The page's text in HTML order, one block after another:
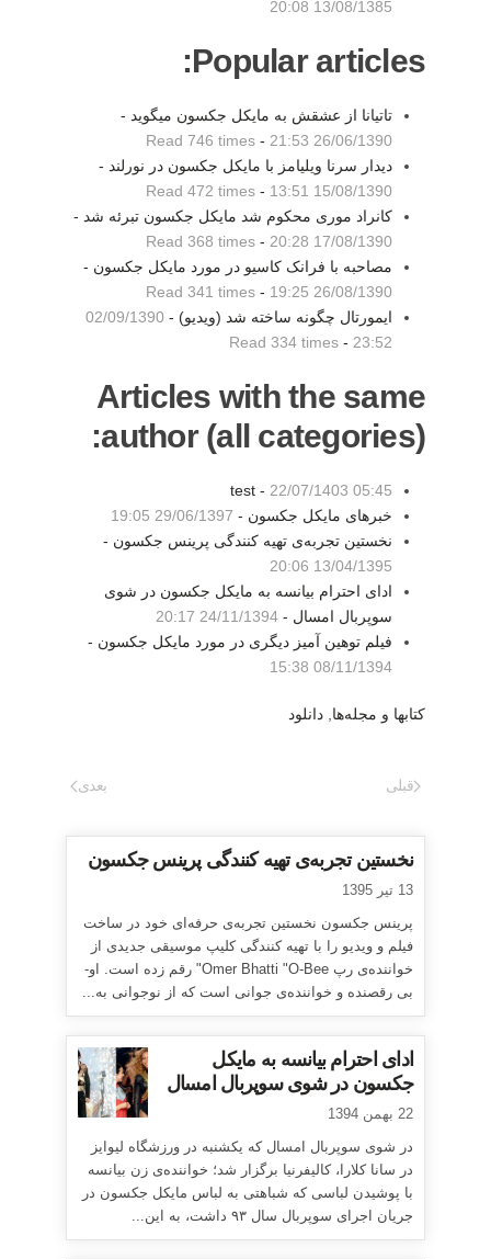
13/08/1385 20:08
Popular articles:
تاتیانا از عشقش به مایکل جکسون میگوید -
26/06/1390 21:53
-
Read 746 times
دیدار سرنا ویلیامز با مایکل جکسون در نورلند -
15/08/1390 13:51
-
Read 472 times
کانراد موری محکوم شد مایکل جکسون تبرئه شد -
17/08/1390 20:28
-
Read 368 times
مصاحبه با فرانک کاسیو در مورد مایکل جکسون -
26/08/1390 19:25
-
Read 341 times
ایمورتال چگونه ساخته شد (ویدیو) - 02/09/1390
23:52
-
Read 334 times
Articles with the same
author (all categories):
test - 22/07/1403 05:45
خبرهای مایکل جکسون - 29/06/1397 19:05
نخستین تجربه‌ی تهیه کنندگی پرینس جکسون -
13/04/1395 20:06
ادای احترام بیانسه به مایکل جکسون در شوی
سوپربال امسال - 24/11/1394 20:17
فیلم توهین آمیز دیگری در مورد مایکل جکسون -
08/11/1394 15:38
کتابها و مجله‌ها دانلود
قبلی بعدی
نخستین تجربه‌ی تهیه کنندگی پرینس جکسون
13 تیر 1395
پرینس جکسون نخستین تجربه‌ی حرفه‌ای خود در ساخت
فیلم و ویدیو را با تهیه کنندگی کلیپ موسیقی جدیدی از
خواننده‌ی رپ Omer Bhatti "O-Bee" رقم زده است. او-
بی رقصنده و خواننده‌ی جوانی است که از نوجوانی به...
ادای احترام بیانسه به مایکل
جکسون در شوی سوپربال امسال
22 بهمن 1394
در شوی سوپربال امسال که یکشنبه در ورزشگاه لیوایز
در سانا کلارا، کالیفرنیا برگزار شد؛ خواننده‌ی زن بیانسه
با پوشیدن لباسی که شباهتی به لباس مایکل جکسون در
جریان اجرای سوپربال سال ۹۳ داشت، به این...